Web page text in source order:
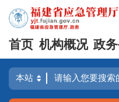
首页 机构概况 政